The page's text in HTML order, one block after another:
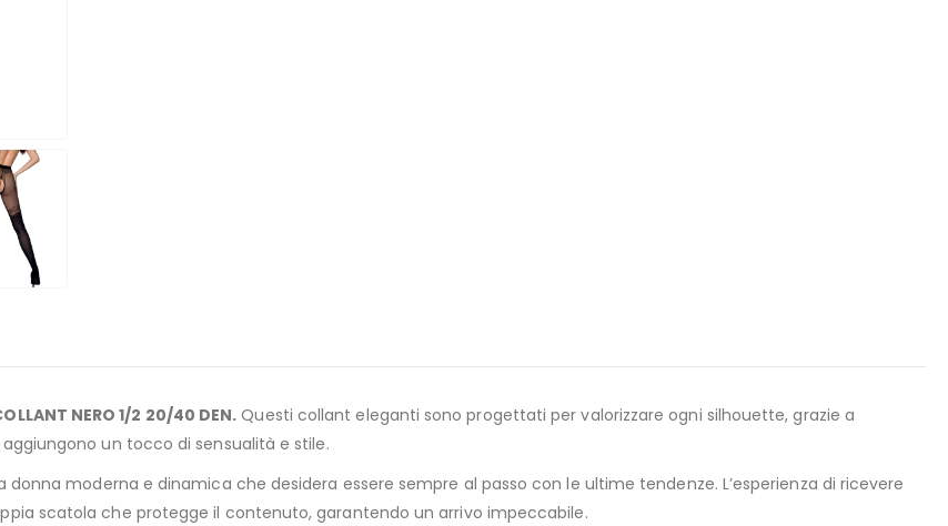
NERO 1/2 20/40 DEN. Questi collant eleganti sono progettati per valorizzare ogni silhouette, grazie a
un tocco di sensualità e stile.
moderna e dinamica che desidera essere sempre al passo con le ultime tendenze. L’esperienza di ricevere
scatola che protegge il contenuto, garantendo un arrivo impeccabile.